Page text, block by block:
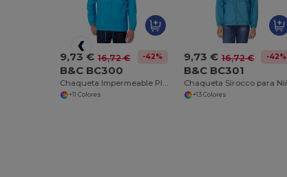
9,73 € 16,72 € -42%
B&C BC300
+11 Colores
9,73 € 16,72 € -42%
B&C BC301
+13 Colores